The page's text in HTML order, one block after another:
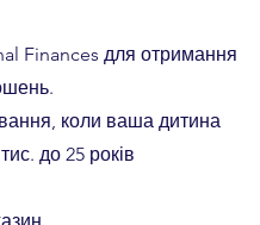
Finances для отримання
коли ваша дитина
до 25 років